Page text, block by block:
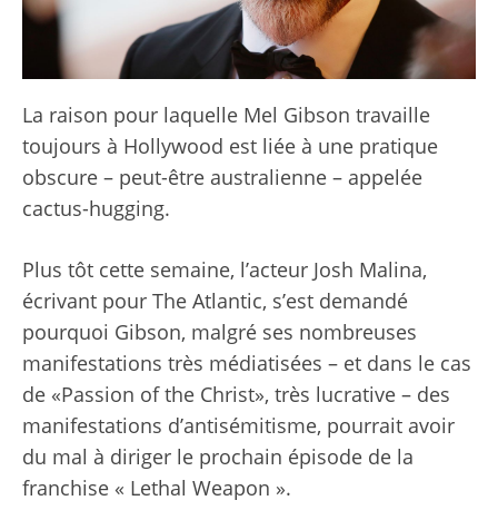
La raison pour laquelle Mel Gibson travaille
toujours à Hollywood est liée à une pratique
obscure – peut-être australienne – appelée
cactus-hugging.
Plus tôt cette semaine, l’acteur Josh Malina,
écrivant pour The Atlantic, s’est demandé
pourquoi Gibson, malgré ses nombreuses
manifestations très médiatisées – et dans le cas
de «Passion of the Christ», très lucrative – des
manifestations d’antisémitisme, pourrait avoir
du mal à diriger le prochain épisode de la
franchise « Lethal Weapon ».